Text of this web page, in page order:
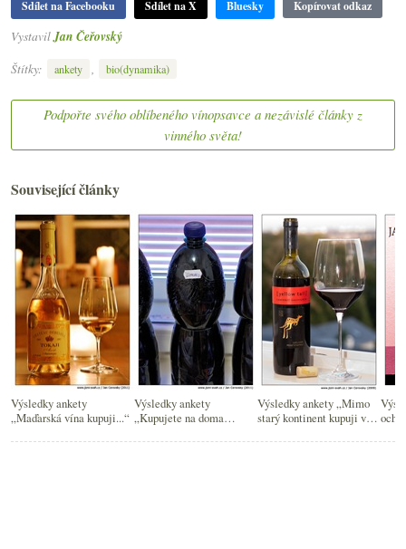
Sdílet na Facebooku Sdílet na X Bluesky Kopírovat odkaz
Vystavil Jan Čeřovský
Štítky:
ankety , bio(dynamika)
Podpořte svého oblíbeného vínopsavce a nezávislé články z
vinného světa!
Související články
Výsledky ankety
„Maďarská vína kupuji...“
Výsledky ankety
„Kupujete na doma
Výsledky ankety „Mimo
starý kontinent kupuji vína